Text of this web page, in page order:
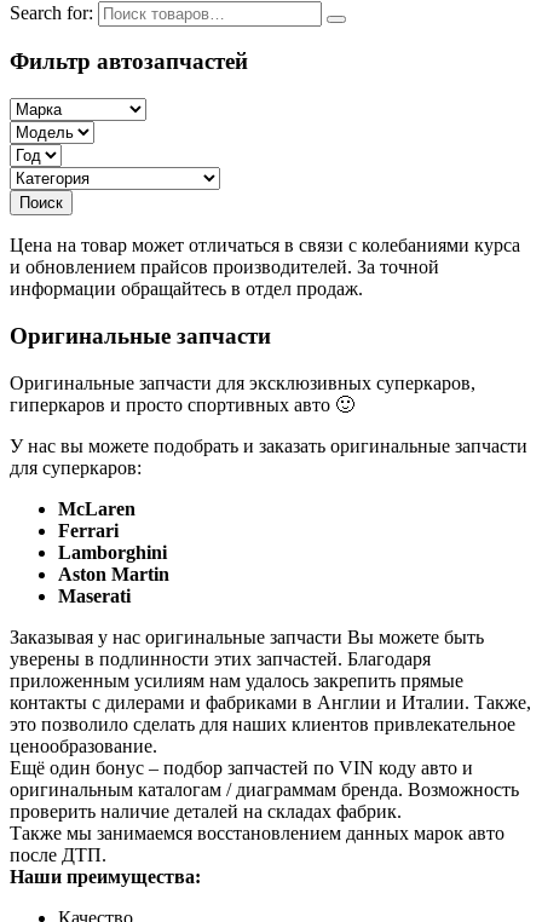
Search for:
Фильтр автозапчастей
Цена на товар может отличаться в связи с колебаниями курса
и обновлением прайсов производителей. За точной
информации обращайтесь в отдел продаж.
Оригинальные запчасти
Оригинальные запчасти для эксклюзивных суперкаров,
гиперкаров и просто спортивных авто 🙂
У нас вы можете подобрать и заказать оригинальные запчасти
для суперкаров:
McLaren
Ferrari
Lamborghini
Aston Martin
Maserati
Заказывая у нас оригинальные запчасти Вы можете быть
уверены в подлинности этих запчастей. Благодаря
приложенным усилиям нам удалось закрепить прямые
контакты с дилерами и фабриками в Англии и Италии. Также,
это позволило сделать для наших клиентов привлекательное
ценообразование.
Ещё один бонус – подбор запчастей по VIN коду авто и
оригинальным каталогам / диаграммам бренда. Возможность
проверить наличие деталей на складах фабрик.
Также мы занимаемся восстановлением данных марок авто
после ДТП.
Наши преимущества:
Качество